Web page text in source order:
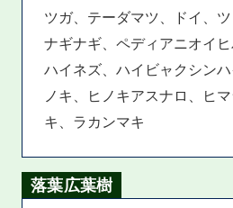
ツガ、テーダマツ、ドイ、ツ
ナギナギ、ペディアニオイヒ
ハイネズ、ハイビャクシン
ノキ、ヒノキアスナロ、ヒ
キ、ラカンマキ
落葉広葉樹